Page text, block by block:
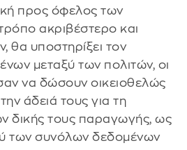
προς όφελος των
ακριβέστερο και
θα υποστηρίξει τον
μεταξύ των πολιτών, οι
να δώσουν οικειοθελώς
άδειά τους για τη
δικής τους παραγωγής, ως
των συνόλων δεδομένων